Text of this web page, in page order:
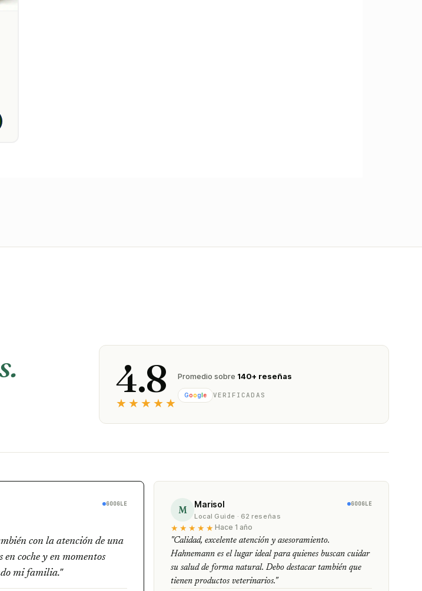
4.8
★★★★★
Promedio sobre 140+ reseñas
Google VERIFICADAS
GOOGLE
con la atención de una
coche y en momentos
mi familia."
M Marisol
Local Guide · 62 reseñas
GOOGLE
★★★★★ Hace 1 año
"Calidad, excelente atención y asesoramiento.
Hahnemann es el lugar ideal para quienes buscan cuidar
su salud de forma natural. Debo destacar también que
tienen productos veterinarios."